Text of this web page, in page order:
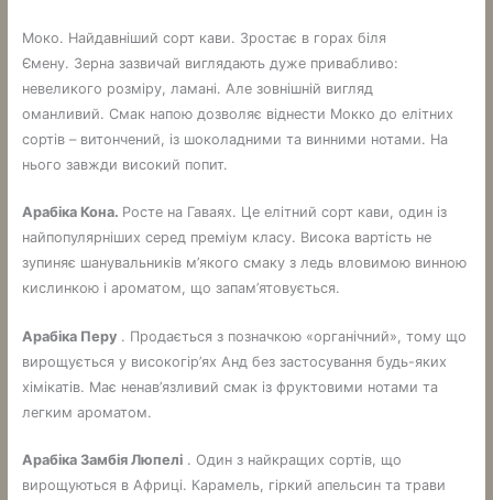
Моко. Найдавніший сорт кави. Зростає в горах біля
Ємену. Зерна зазвичай виглядають дуже привабливо:
невеликого розміру, ламані. Але зовнішній вигляд
оманливий. Смак напою дозволяє віднести Мокко до елітних
сортів – витончений, із шоколадними та винними нотами. На
нього завжди високий попит.
Арабіка Кона. Росте на Гаваях. Це елітний сорт кави, один із
найпопулярніших серед преміум класу. Висока вартість не
зупиняє шанувальників м’якого смаку з ледь вловимою винною
кислинкою і ароматом, що запам’ятовується.
Арабіка Перу. Продається з позначкою «органічний», тому що
вирощується у високогір’ях Анд без застосування будь-яких
хімікатів. Має ненав’язливий смак із фруктовими нотами та
легким ароматом.
Арабіка Замбія Люпелі. Один з найкращих сортів, що
вирощуються в Африці. Карамель, гіркий апельсин та трави